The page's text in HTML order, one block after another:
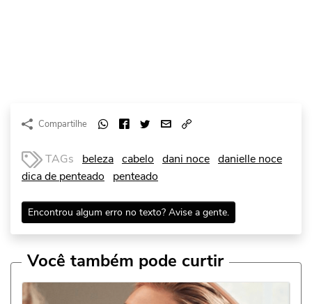
Compartilhe
TAGs beleza cabelo dani noce danielle noce
dica de penteado
penteado
Encontrou algum erro no texto? Avise a gente.
Você também pode curtir